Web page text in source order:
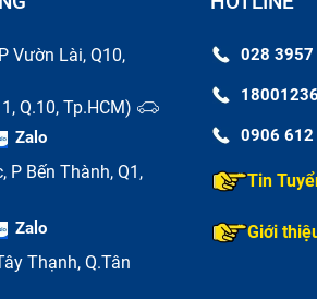
mới có thông tin bảo hành rõ ràng.
ứng dụng để kiểm tra cấu hình,
rung, camera, pin, wifi, bluetooth,
quả kiểm tra với thông số kỹ
kiểm tra kỹ thuật phổ biến là
Vườn Lài, Q10,
Q.10, Tp.HCM)
Zalo
P Bến Thành, Q1,
Zalo
Thạnh, Q.Tân
028 3957
18001236
0906 612
Tin
Giới